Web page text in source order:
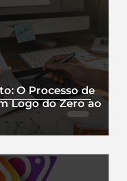
O Processo de
Logo do Zero ao